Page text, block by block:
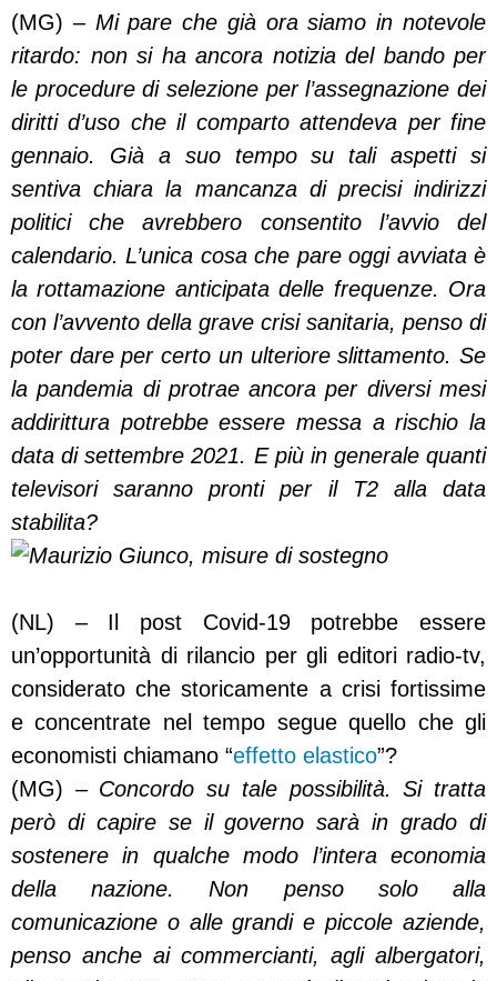
(MG) – Mi pare che già ora siamo in notevole
ritardo: non si ha ancora notizia del bando per
le procedure di selezione per l’assegnazione dei
diritti d’uso che il comparto attendeva per fine
gennaio. Già a suo tempo su tali aspetti si
sentiva chiara la mancanza di precisi indirizzi
politici che avrebbero consentito l’avvio del
calendario. L’unica cosa che pare oggi avviata è
la rottamazione anticipata delle frequenze. Ora
con l’avvento della grave crisi sanitaria, penso di
poter dare per certo un ulteriore slittamento. Se
la pandemia di protrae ancora per diversi mesi
addirittura potrebbe essere messa a rischio la
data di settembre 2021. E più in generale quanti
televisori saranno pronti per il T2 alla data
stabilita?
(NL) – Il post Covid-19 potrebbe essere
un’opportunità di rilancio per gli editori radio-tv,
considerato che storicamente a crisi fortissime
e concentrate nel tempo segue quello che gli
economisti chiamano “effetto elastico”?
(MG) –Concordo su tale possibilità. Si tratta
però di capire se il governo sarà in grado di
sostenere in qualche modo l’intera economia
della nazione. Non penso solo alla
comunicazione o alle grandi e piccole aziende,
penso anche ai commercianti, agli albergatori,